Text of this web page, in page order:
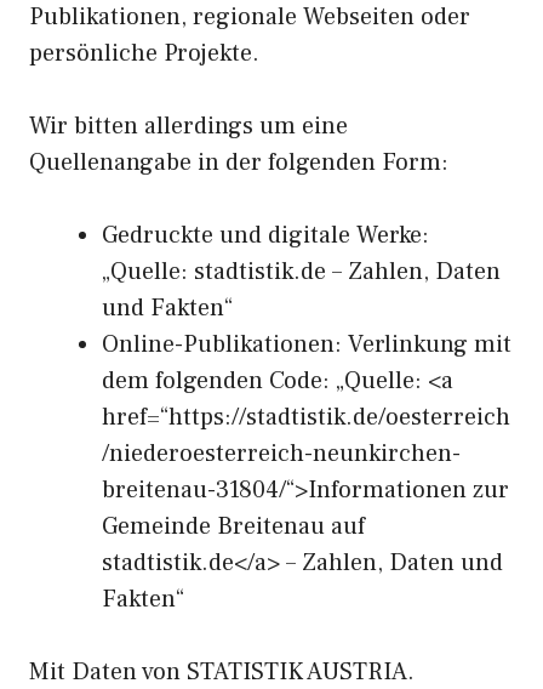
Publikationen, regionale Webseiten oder
persönliche Projekte.
Wir bitten allerdings um eine
Quellenangabe in der folgenden Form:
Gedruckte und digitale Werke:
„Quelle: stadtistik.de – Zahlen, Daten
und Fakten“
Online-Publikationen: Verlinkung mit
dem folgenden Code: „Quelle: <a
href=“https://stadtistik.de/oesterreich
/niederoesterreich-neunkirchen-
breitenau-31804/“>Informationen zur
Gemeinde Breitenau auf
stadtistik.de</a> – Zahlen, Daten und
Fakten“
Mit Daten von STATISTIK AUSTRIA.